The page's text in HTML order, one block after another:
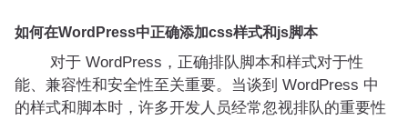
如何在WordPress中正确添加css样式和js脚本
对于 WordPress，正确排队脚本和样式对于性
能、兼容性和安全性至关重要。当谈到 WordPress 中
的样式和脚本时，许多开发人员经常忽视排队的重要性